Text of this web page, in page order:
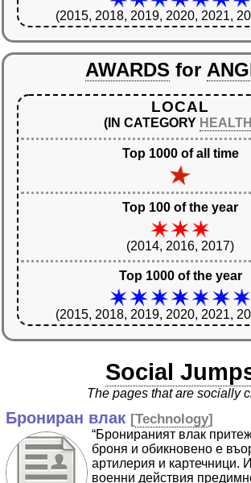
(2015, 2018, 2019, 2020, 2021,
AWARDS for
LOCAL
(IN CATEGORY HEALTH
Top 1000 of all time
Top 100 of the year
(2014, 2016, 2017)
Top 1000 of the year
(2015, 2018, 2019, 2020, 2021,
Social
The pages that are socially
Брониран влак [Technology]
“Бронираният влак
броня и обикновено е
артилерия и картечници.
военни действия